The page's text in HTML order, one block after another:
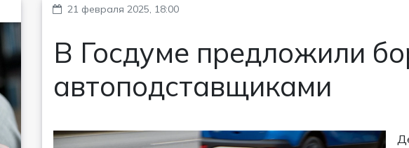
21 февраля 2025, 18:00
В Госдуме предложили
автоподставщиками